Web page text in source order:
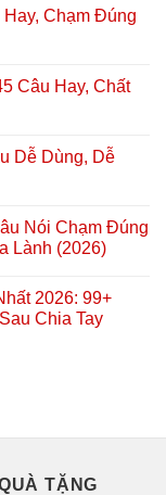
Chạm Đúng
Câu Hay, Chất
Dễ Dùng, Dễ
Nói Chạm Đúng
Lành (2026)
2026: 99+
Chia Tay
TẶNG